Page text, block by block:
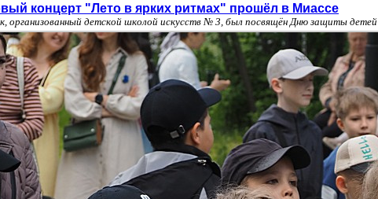
концерт "Лето в ярких ритмах" прошёл в Миассе
организованный детской школой искусств № 3, был посвящён Дню защиты детей